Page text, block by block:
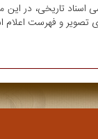
اسناد تاریخی، در
تصویر و فهرست